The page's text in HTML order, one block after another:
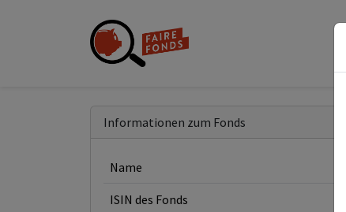
Informationen zum Fonds
Name
ISIN des Fonds